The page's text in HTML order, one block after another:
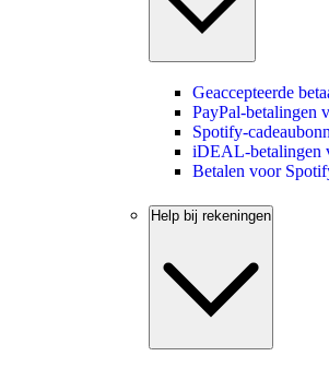
Geaccepteerde
PayPal-betalingen
Spotify-
iDEAL-betalingen
Betalen voor
Help bij rekeningen